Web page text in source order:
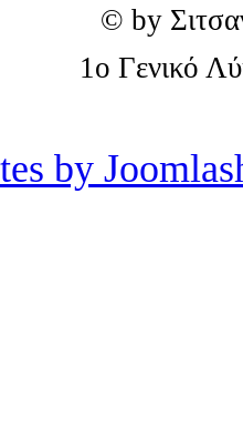
© by
1o Γενικό
by